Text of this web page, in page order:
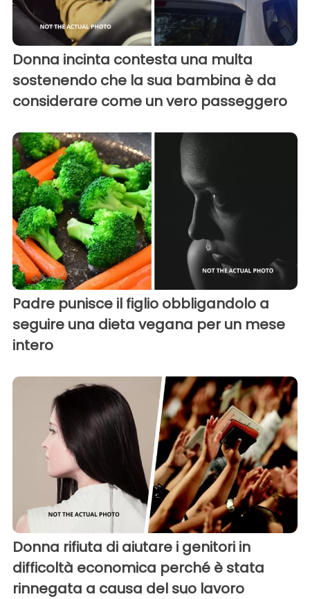
Donna incinta contesta una multa
sostenendo che la sua bambina è da
considerare come un vero passeggero
Padre punisce il figlio obbligandolo a
seguire una dieta vegana per un mese
intero
Donna rifiuta di aiutare i genitori in
difficoltà economica perché è stata
rinnegata a causa del suo lavoro